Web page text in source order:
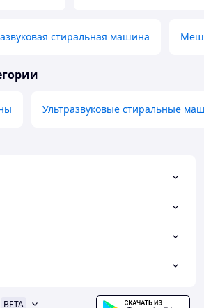
стиральная машина
Ультразвуковые стиральные
BETA